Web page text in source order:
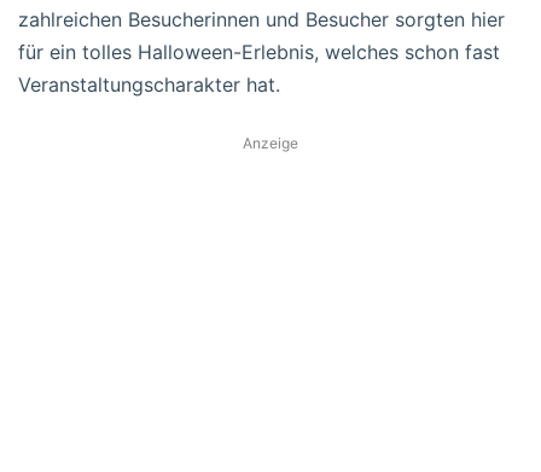
zahlreichen Besucherinnen und Besucher sorgten hier
für ein tolles Halloween-Erlebnis, welches schon fast
Veranstaltungscharakter hat.
Anzeige